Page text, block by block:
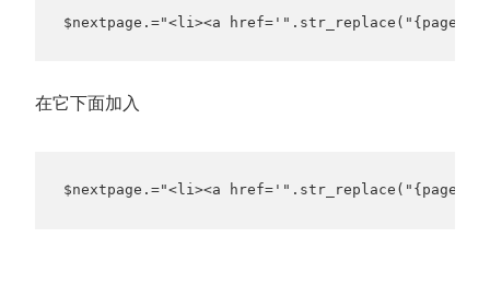
$nextpage.="<li><a
在它下面加入
$nextpage.="<li><a